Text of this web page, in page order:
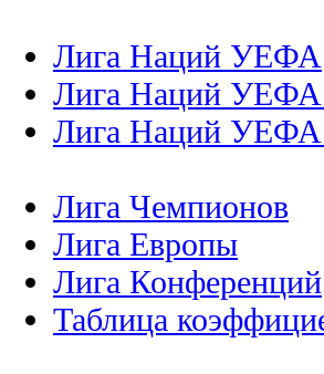
Лига Наций УЕФА
Лига Наций УЕФА
Лига Наций УЕФА
Лига Чемпионов
Лига Европы
Лига Конференций
Таблица